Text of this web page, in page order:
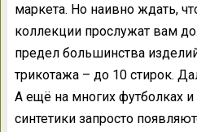
маркета. Но наивно ждать,
коллекции прослужат вам
предел большинства
трикотажа – до 10 стирок.
А ещё на многих футболках и
синтетики запросто